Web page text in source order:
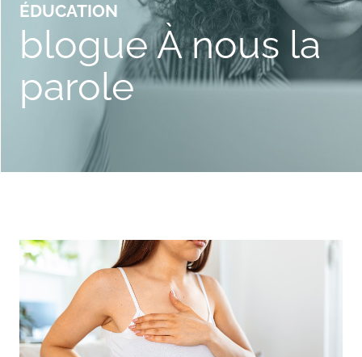
ÉDUCATION
blogue À nous la
parole